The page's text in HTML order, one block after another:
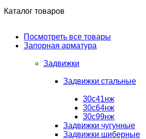
Каталог товаров
Посмотреть все товары
Запорная арматура
Задвижки
Задвижки стальные
30с41нж
30с64нж
30с99нж
Задвижки чугунные
Задвижки шиберные